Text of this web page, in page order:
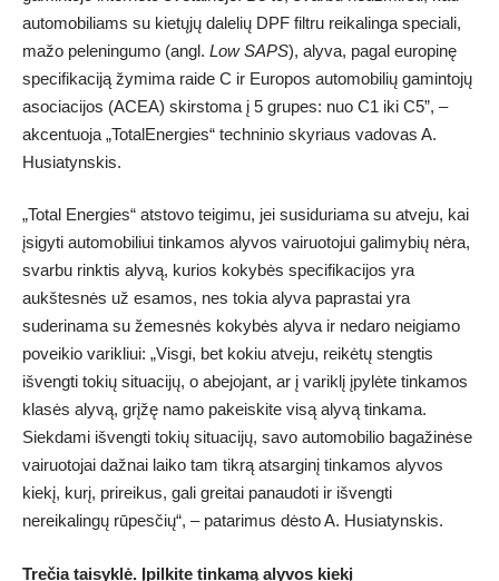
automobiliams su kietųjų dalelių DPF filtru reikalinga speciali,
mažo peleningumo (angl. Low SAPS), alyva, pagal europinę
specifikaciją žymima raide C ir Europos automobilių gamintojų
asociacijos (ACEA) skirstoma į 5 grupes: nuo C1 iki C5”, –
akcentuoja „TotalEnergies“ techninio skyriaus vadovas A.
Husiatynskis.
„Total Energies“ atstovo teigimu, jei susiduriama su atveju, kai
įsigyti automobiliui tinkamos alyvos vairuotojui galimybių nėra,
svarbu rinktis alyvą, kurios kokybės specifikacijos yra
aukštesnės už esamos, nes tokia alyva paprastai yra
suderinama su žemesnės kokybės alyva ir nedaro neigiamo
poveikio varikliui: „Visgi, bet kokiu atveju, reikėtų stengtis
išvengti tokių situacijų, o abejojant, ar į variklį įpylėte tinkamos
klasės alyvą, grįžę namo pakeiskite visą alyvą tinkama.
Siekdami išvengti tokių situacijų, savo automobilio bagažinėse
vairuotojai dažnai laiko tam tikrą atsarginį tinkamos alyvos
kiekį, kurį, prireikus, gali greitai panaudoti ir išvengti
nereikalingų rūpesčių“, – patarimus dėsto A. Husiatynskis.
Trečia taisyklė. Įpilkite tinkamą alyvos kiekį